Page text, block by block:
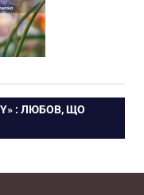
: ЛЮБОВ, ЩО